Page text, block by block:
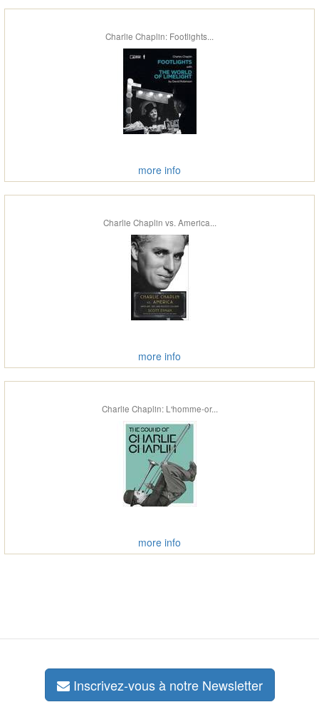
Charlie Chaplin: Footlights...
more info
Charlie Chaplin vs. America...
more info
Charlie Chaplin: L'homme-or...
more info
Inscrivez-vous à notre Newsletter